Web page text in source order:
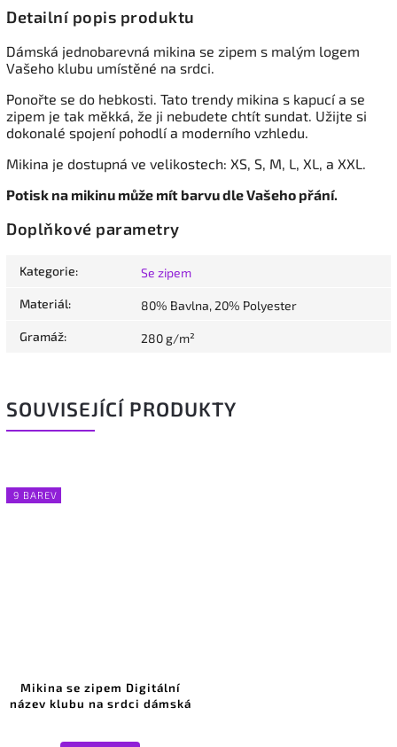
Detailní popis produktu
Dámská jednobarevná mikina se zipem s malým logem
Vašeho klubu umístěné na srdci.
Ponořte se do hebkosti. Tato trendy mikina s kapucí a se
zipem je tak měkká, že ji nebudete chtít sundat. Užijte si
dokonalé spojení pohodlí a moderního vzhledu.
Mikina je dostupná ve velikostech: XS, S, M, L, XL, a XXL.
Potisk na mikinu může mít barvu dle Vašeho přání.
Doplňkové parametry
Kategorie: Se zipem
Materiál: 80% Bavlna, 20% Polyester
Gramáž: 280 g/m²
SOUVISEJÍCÍ PRODUKTY
9 BAREV
Mikina se zipem Digitální
název klubu na srdci dámská